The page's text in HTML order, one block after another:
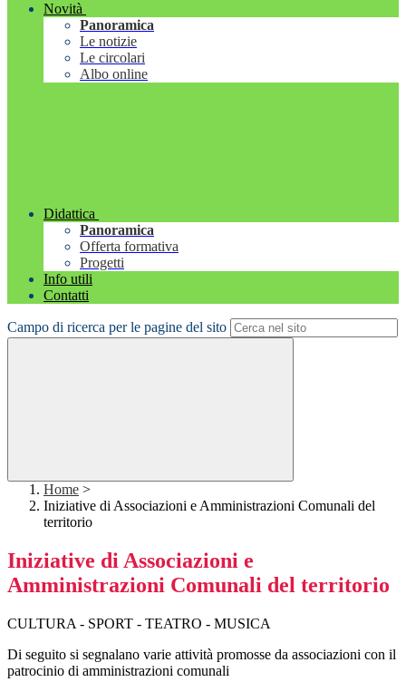
Novità
Panoramica
Le notizie
Le circolari
Albo online
Didattica
Panoramica
Offerta formativa
Progetti
Info utili
Contatti
Campo di ricerca per le pagine del sito
Home >
Iniziative di Associazioni e Amministrazioni Comunali del
territorio
Iniziative di Associazioni e
Amministrazioni Comunali del territorio
CULTURA - SPORT - TEATRO - MUSICA
Di seguito si segnalano varie attività promosse da associazioni con il
patrocinio di amministrazioni comunali